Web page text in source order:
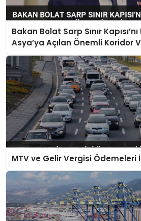
Bakan Bolat Sarp Sınır
Asya’ya Açılan Önemli Koridor
MTV ve Gelir Vergisi Ödemeleri